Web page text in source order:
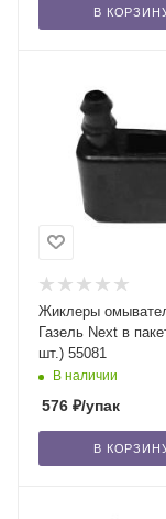
В
Жиклеры
Газель Next в
шт.) 55081
В наличии
576 ₽/упак
В